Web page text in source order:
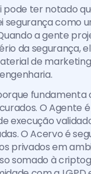
pode ter notado
segurança como
a gente
da segurança,
de
fundamenta
O Agente
execução
O Acervo é
privados em
somado à